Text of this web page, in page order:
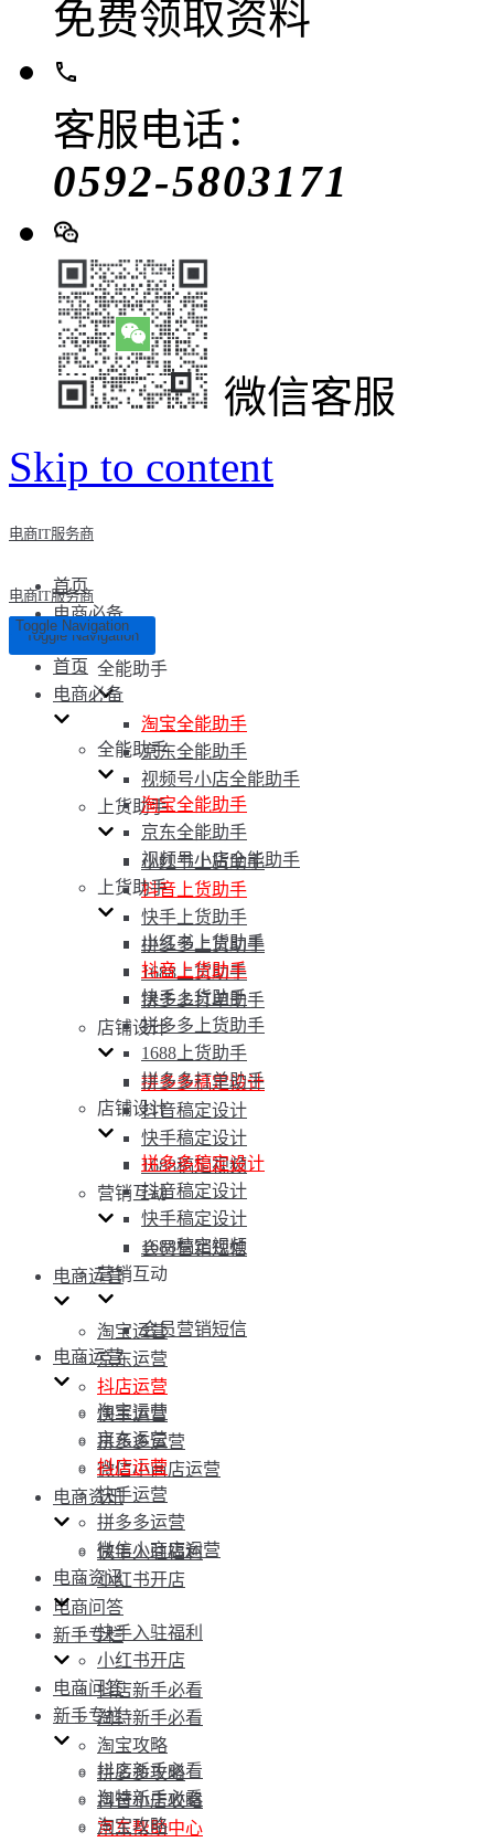
免费领取资料
客服电话：
0592-5803171
微信客服
Skip to content
电商IT服务商
首页
电商必备
全能助手
淘宝全能助手
京东全能助手
视频号小店全能助手
上货助手
小红书上货助手
抖音上货助手
快手上货助手
拼多多上货助手
1688上货助手
拼多多打单助手
店铺设计
拼多多稿定设计
抖音稿定设计
快手稿定设计
1688稿定视频
营销互动
会员营销短信
电商运营
淘宝运营
京东运营
抖店运营
快手运营
拼多多运营
微信小商店运营
电商资讯
快手入驻福利
小红书开店
电商问答
新手专栏
抖店新手必看
淘特新手必看
淘宝攻略
拼多多攻略
抖音小店攻略
京东帮助中心
电商IT服务商
Toggle Navigation
Toggle Navigation
首页
电商必备
全能助手
淘宝全能助手
京东全能助手
视频号小店全能助手
上货助手
小红书上货助手
抖音上货助手
快手上货助手
拼多多上货助手
1688上货助手
拼多多打单助手
店铺设计
拼多多稿定设计
抖音稿定设计
快手稿定设计
1688稿定视频
营销互动
会员营销短信
电商运营
淘宝运营
京东运营
抖店运营
快手运营
拼多多运营
微信小商店运营
电商资讯
快手入驻福利
小红书开店
电商问答
新手专栏
抖店新手必看
淘特新手必看
淘宝攻略